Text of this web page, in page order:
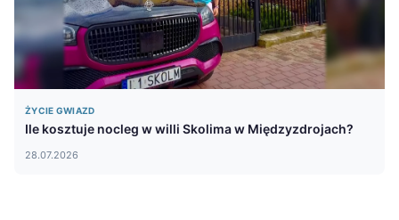
ŻYCIE GWIAZD
Ile kosztuje nocleg w willi Skolima w Międzyzdrojach?
28.07.2026